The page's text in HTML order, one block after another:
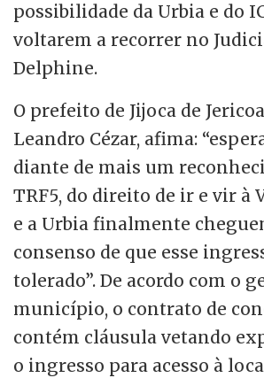
possibilidade da Urbia e do
voltarem a recorrer no
Delphine.
O prefeito de Jijoca de
Leandro Cézar, afima:
diante de mais um
TRF5, do direito de ir e vir à
e a Urbia finalmente
consenso de que esse
tolerado”. De acordo com o
município, o contrato de
contém cláusula vetando
o ingresso para acesso à